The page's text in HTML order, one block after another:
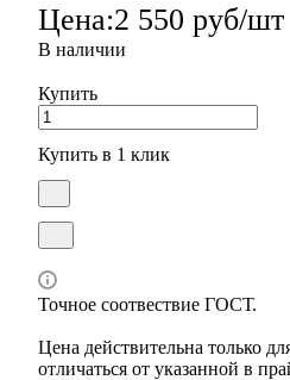
Цена:2 550 руб/шт
В наличии
Купить
Купить в 1 клик
Точное соотвествие ГОСТ.
Цена действительна только
отличаться от указанной в